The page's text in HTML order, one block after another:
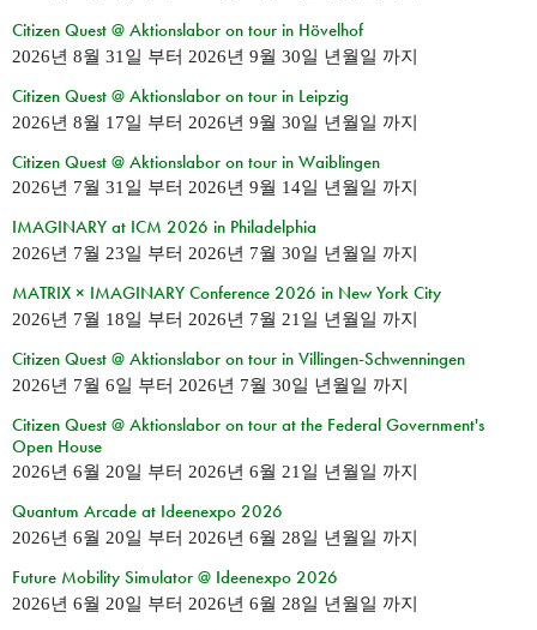
Citizen Quest @ Aktionslabor on tour in Hövelhof
2026년 8월 31일 부터 2026년 9월 30일 년월일 까지
Citizen Quest @ Aktionslabor on tour in Leipzig
2026년 8월 17일 부터 2026년 9월 30일 년월일 까지
Citizen Quest @ Aktionslabor on tour in Waiblingen
2026년 7월 31일 부터 2026년 9월 14일 년월일 까지
IMAGINARY at ICM 2026 in Philadelphia
2026년 7월 23일 부터 2026년 7월 30일 년월일 까지
MATRIX × IMAGINARY Conference 2026 in New York City
2026년 7월 18일 부터 2026년 7월 21일 년월일 까지
Citizen Quest @ Aktionslabor on tour in Villingen-Schwenningen
2026년 7월 6일 부터 2026년 7월 30일 년월일 까지
Citizen Quest @ Aktionslabor on tour at the Federal Government's
Open House
2026년 6월 20일 부터 2026년 6월 21일 년월일 까지
Quantum Arcade at Ideenexpo 2026
2026년 6월 20일 부터 2026년 6월 28일 년월일 까지
Future Mobility Simulator @ Ideenexpo 2026
2026년 6월 20일 부터 2026년 6월 28일 년월일 까지